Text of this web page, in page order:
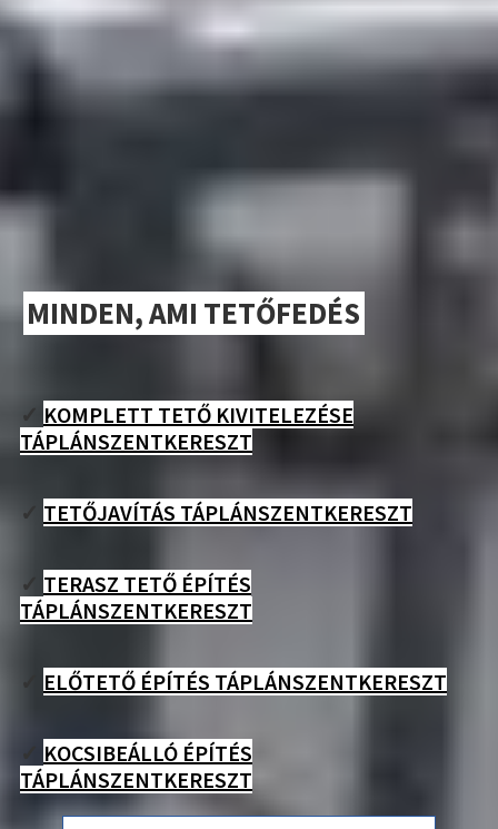
MINDEN, AMI TETŐFEDÉS
✓ KOMPLETT TETŐ KIVITELEZÉSE
TÁPLÁNSZENTKERESZT
✓ TETŐJAVÍTÁS TÁPLÁNSZENTKERESZT
✓ TERASZ TETŐ ÉPÍTÉS
TÁPLÁNSZENTKERESZT
ELŐTETŐ ÉPÍTÉS TÁPLÁNSZENTKERESZT
KOCSIBEÁLLÓ ÉPÍTÉS
TÁPLÁNSZENTKERESZT